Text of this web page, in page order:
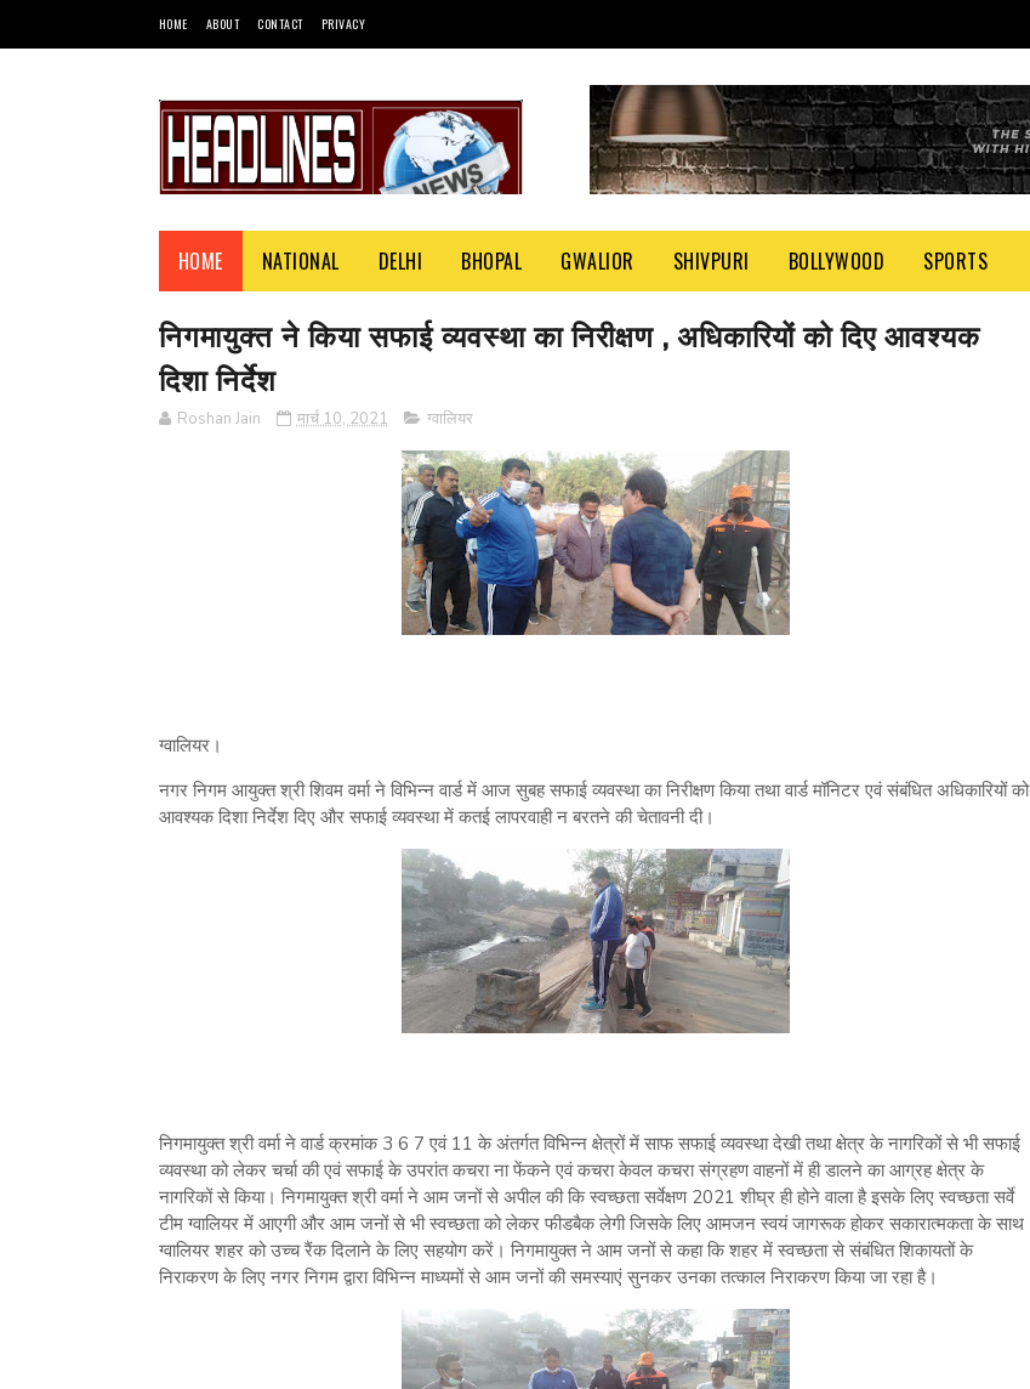
HOME ABOUT CONTACT PRIVACY
HOME NATIONAL DELHI BHOPAL GWALIOR SHIVPURI BOLLYWOOD SPORTS
निगमायुक्त ने किया सफाई व्यवस्था का निरीक्षण , अधिकारियों को दिए आवश्यक
दिशा निर्देश
Roshan Jain मार्च 10, 2021 ग्वालियर
ग्वालियर।
नगर निगम आयुक्त श्री शिवम वर्मा ने विभिन्न वार्ड में आज सुबह सफाई व्यवस्था का निरीक्षण किया तथा वार्ड मॉनिटर एवं संबंधित अधिकारियों को
आवश्यक दिशा निर्देश दिए और सफाई व्यवस्था में कतई लापरवाही न बरतने की चेतावनी दी।
निगमायुक्त श्री वर्मा ने वार्ड क्रमांक 3 6 7 एवं 11 के अंतर्गत विभिन्न क्षेत्रों में साफ सफाई व्यवस्था देखी तथा क्षेत्र के नागरिकों से भी सफाई
व्यवस्था को लेकर चर्चा की एवं सफाई के उपरांत कचरा ना फेंकने एवं कचरा केवल कचरा संग्रहण वाहनों में ही डालने का आग्रह क्षेत्र के
नागरिकों से किया। निगमायुक्त श्री वर्मा ने आम जनों से अपील की कि स्वच्छता सर्वेक्षण 2021 शीघ्र ही होने वाला है इसके लिए स्वच्छता सर्वे
टीम ग्वालियर में आएगी और आम जनों से भी स्वच्छता को लेकर फीडबैक लेगी जिसके लिए आमजन स्वयं जागरूक होकर सकारात्मकता के साथ
ग्वालियर शहर को उच्च रैंक दिलाने के लिए सहयोग करें। निगमायुक्त ने आम जनों से कहा कि शहर में स्वच्छता से संबंधित शिकायतों के
निराकरण के लिए नगर निगम द्वारा विभिन्न माध्यमों से आम जनों की समस्याएं सुनकर उनका तत्काल निराकरण किया जा रहा है।